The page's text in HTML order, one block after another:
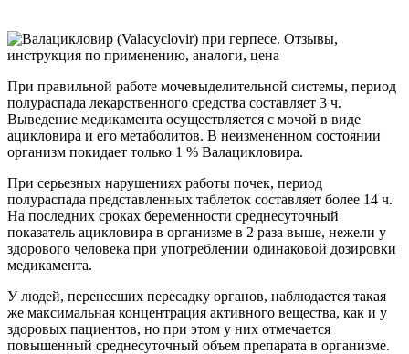
При правильной работе мочевыделительной системы, период
полураспада лекарственного средства составляет 3 ч.
Выведение медикамента осуществляется с мочой в виде
ацикловира и его метаболитов. В неизмененном состоянии
организм покидает только 1 % Валацикловира.
При серьезных нарушениях работы почек, период
полураспада представленных таблеток составляет более 14 ч.
На последних сроках беременности среднесуточный
показатель ацикловира в организме в 2 раза выше, нежели у
здорового человека при употреблении одинаковой дозировки
медикамента.
У людей, перенесших пересадку органов, наблюдается такая
же максимальная концентрация активного вещества, как и у
здоровых пациентов, но при этом у них отмечается
повышенный среднесуточный объем препарата в организме.